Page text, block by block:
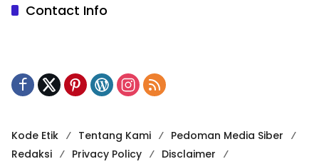
Contact Info
Kode Etik Tentang Kami
Pedoman Media Siber
Redaksi
Privacy Policy Disclaimer